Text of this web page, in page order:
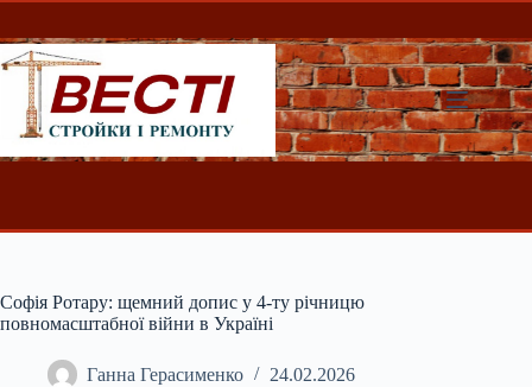
Перейти
вмісту
Софія Ротару: щемний допис у 4-ту річницю
повномасштабної війни в Україні
Ганна Герасименко 24.02.2026